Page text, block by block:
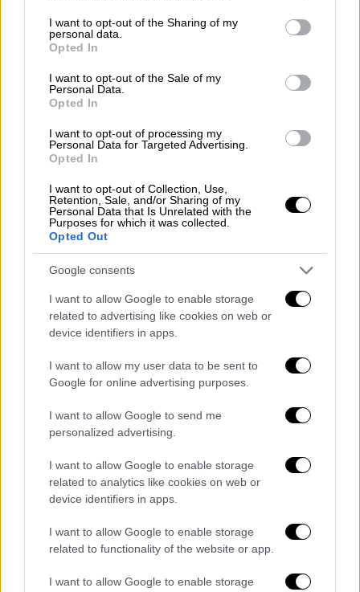
not limited to your visit or usage behaviour. You may click to
grant or deny consent to Google and its third-party tags to
use your data for below specified purposes in below Google
consent section.
I want to opt-out of the Sharing of my
personal data.
Opted In
I want to opt-out of the Sale of my
Personal Data.
Opted In
I want to opt-out of processing my
Personal Data for Targeted Advertising.
Opted In
I want to opt-out of Collection, Use,
Retention, Sale, and/or Sharing of my
Personal Data that Is Unrelated with the
Purposes for which it was collected.
Opted Out
Google consents
I want to allow Google to enable storage
related to advertising like cookies on web or
device identifiers in apps.
I want to allow my user data to be sent to
Google for online advertising purposes.
I want to allow Google to send me
personalized advertising.
I want to allow Google to enable storage
related to analytics like cookies on web or
device identifiers in apps.
I want to allow Google to enable storage
related to functionality of the website or app.
I want to allow Google to enable storage
νομό κατά την περίοδο των Χριστουγέννων
κυβερνητικό εκπρόσωποςΣτέλιος Πέτσας
θα υπάρξει κάποια ευελιξία για
οικογενειών. Για παράδειγμα για ανθρώπους
οι οποίοιδουλεύουν σε διαφορετικό νομό
απ’ αυτόν που είναι η οικογένειά τους και θα
χρειαστεί να επιστρέψουν, φυσικά, με την
προβλεπόμενη διαδικασία, με το
Ε1 και το
ή κάποιοι φοιτητές που έχουν
εγκλωβιστεί, πριν τη λήψη των μέτρων του
lockdown, στην πόλη που σπουδάζουν και
θέλουν να γυρίσουν στηνοικογένειάτους».
Κατά την ενημέρωση από το Υπουργείο
Νίκος Χαρδαλιάς σημείωσε ότι η μετακίνηση
θα αφορά μόνο την κατεύθυνση προς την
μόνιμη κατοικίακαι θα είναι
Παράλληλα, εξήγησε, ότι θα μπορούν να
επιστρέψουν στις οικογένειές τους εκείνοι
που εργάζονται μόνιμα σε άλλους νόμους,
όπως για παράδειγμα οι εκπαιδευτικοί, ενώ
και εκτός συνόρων.
Επιπλέον, ξεκαθάρισε ότι η υποχρεωτική